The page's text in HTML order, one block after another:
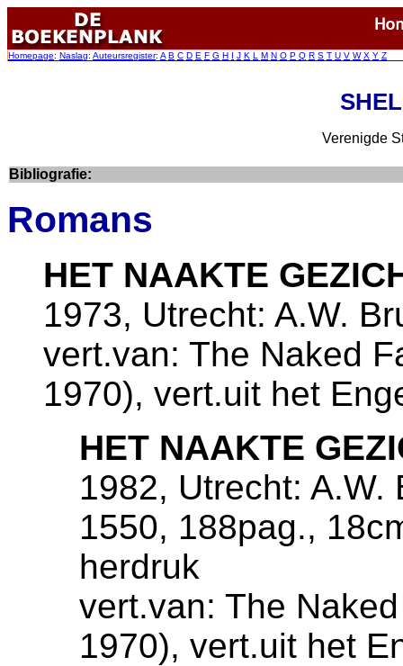
Homepage: Naslag: Auteursregister: A B C D E F G H I J K L M N O P Q R S T U V W X Y Z
Verenigde
Bibliografie:
Romans
HET NAAKTE
1973, Utrecht: A.W.
vert.van: The Naked
1970), vert.uit het
HET NAAKTE
1982, Utrecht: A.W.
1550, 188pag.,
herdruk
vert.van: The
1970), vert.uit het